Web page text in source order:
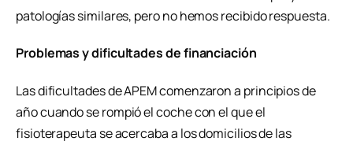
patologías similares, pero no hemos recibido respuesta.
Problemas y dificultades de financiación
Las dificultades de APEM comenzaron a principios de
año cuando se rompió el coche con el que el
fisioterapeuta se acercaba a los domicilios de las